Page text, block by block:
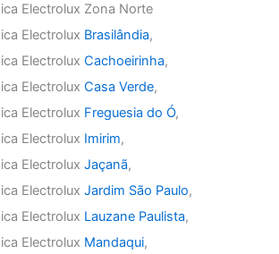
Electrolux Zona Norte
Electrolux Brasilândia,
ElectroluxCachoeirinha,
ElectroluxCasa Verde,
Electrolux Freguesia do Ó,
Electrolux Imirim,
ElectroluxJaçanã,
ElectroluxJardim São Paulo,
Electrolux Lauzane Paulista,
Electrolux Mandaqui,